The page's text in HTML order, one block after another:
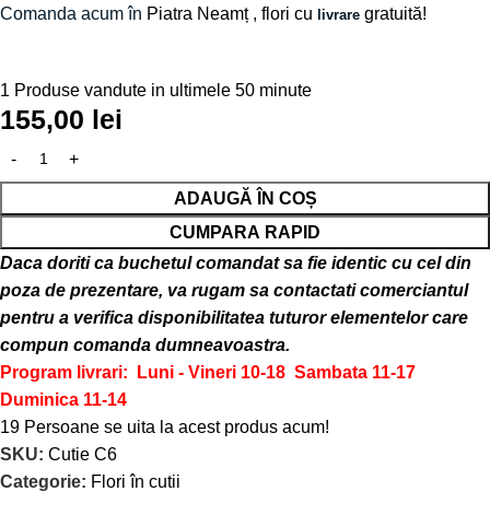
Comanda acum în Piatra Neamț, flori cu livrare gratuită!
1 Produse vandute in ultimele 50 minute
155,00 lei
ADAUGĂ ÎN COȘ
CUMPARA RAPID
Daca doriti ca buchetul comandat sa fie identic cu cel din
poza de prezentare, va rugam sa contactati comerciantul
pentru a verifica disponibilitatea tuturor elementelor care
compun comanda dumneavoastra.
Program livrari: Luni - Vineri 10-18 Sambata 11-17
Duminica 11-14
19 Persoane se uita la acest produs acum!
SKU: Cutie C6
Categorie: Flori în cutii